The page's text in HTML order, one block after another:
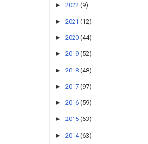
► 2022 (9)
► 2021 (12)
► 2020 (44)
► 2019 (52)
► 2018 (48)
► 2017 (97)
► 2016 (59)
► 2015 (63)
► 2014 (63)